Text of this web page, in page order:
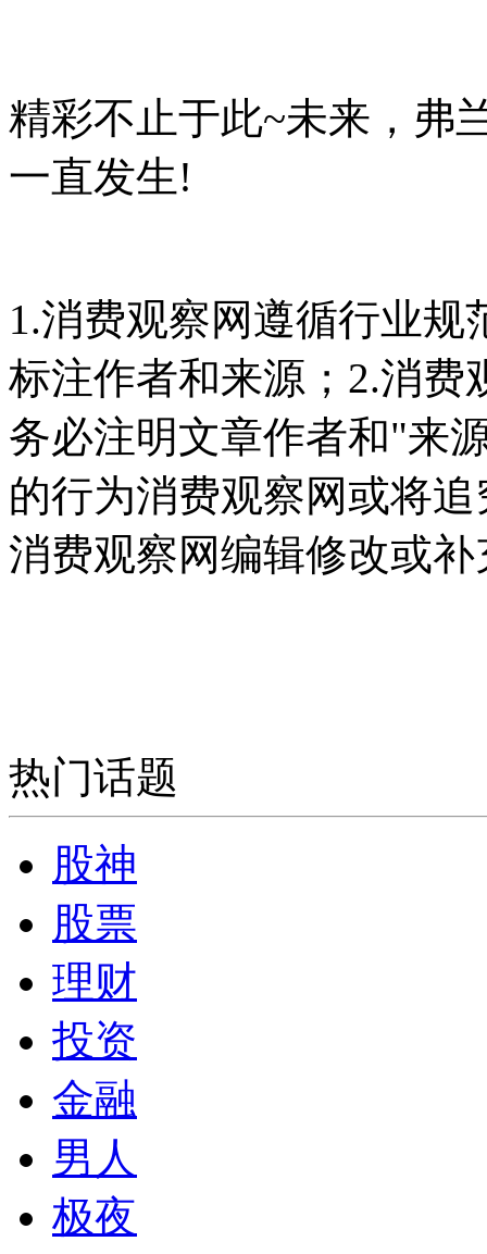
精彩不止于此~未来，弗
一直发生!
1.消费观察网遵循行业
标注作者和来源；2.消费
务必注明文章作者和"来
的行为消费观察网或将
消费观察网编辑修改或补
热门话题
股神
股票
理财
投资
金融
男人
极夜